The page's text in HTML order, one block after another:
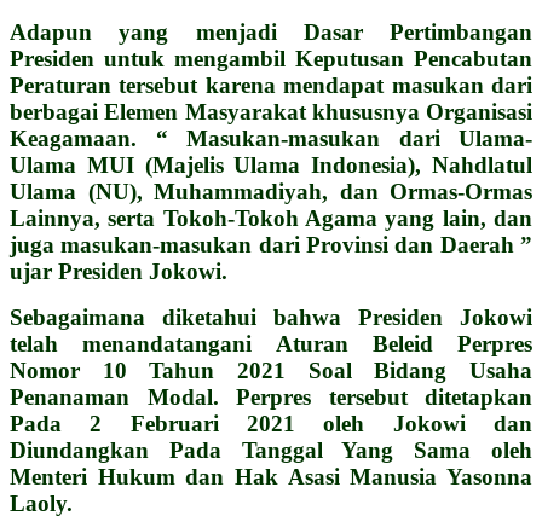
Adapun yang menjadi Dasar Pertimbangan
Presiden untuk mengambil Keputusan Pencabutan
Peraturan tersebut karena mendapat masukan dari
berbagai Elemen Masyarakat khususnya Organisasi
Keagamaan. “ Masukan-masukan dari Ulama-
Ulama MUI (Majelis Ulama Indonesia), Nahdlatul
Ulama (NU), Muhammadiyah, dan Ormas-Ormas
Lainnya, serta Tokoh-Tokoh Agama yang lain, dan
juga masukan-masukan dari Provinsi dan Daerah ”
ujar Presiden Jokowi.
Sebagaimana diketahui bahwa Presiden Jokowi
telah menandatangani Aturan Beleid Perpres
Nomor 10 Tahun 2021 Soal Bidang Usaha
Penanaman Modal. Perpres tersebut ditetapkan
Pada 2 Februari 2021 oleh Jokowi dan
Diundangkan Pada Tanggal Yang Sama oleh
Menteri Hukum dan Hak Asasi Manusia Yasonna
Laoly.